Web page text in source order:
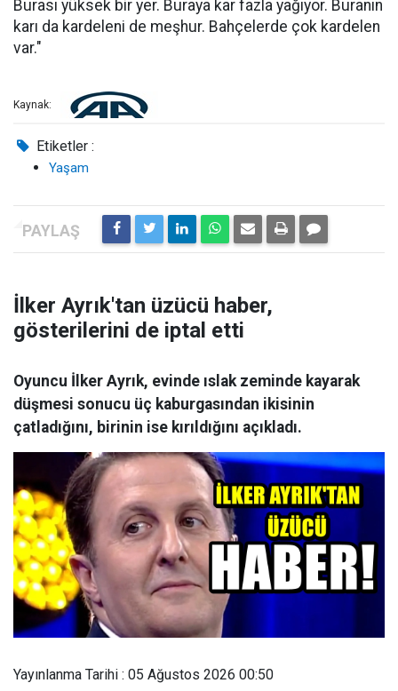
Burası yüksek bir yer. Buraya kar fazla yağıyor. Buranın
karı da kardeleni de meşhur. Bahçelerde çok kardelen
var."
Kaynak:
Etiketler :
Yaşam
İlker Ayrık'tan üzücü haber,
gösterilerini de iptal etti
Oyuncu İlker Ayrık, evinde ıslak zeminde kayarak
düşmesi sonucu üç kaburgasından ikisinin
çatladığını, birinin ise kırıldığını açıkladı.
Yayınlanma Tarihi : 05 Ağustos 2026 00:50